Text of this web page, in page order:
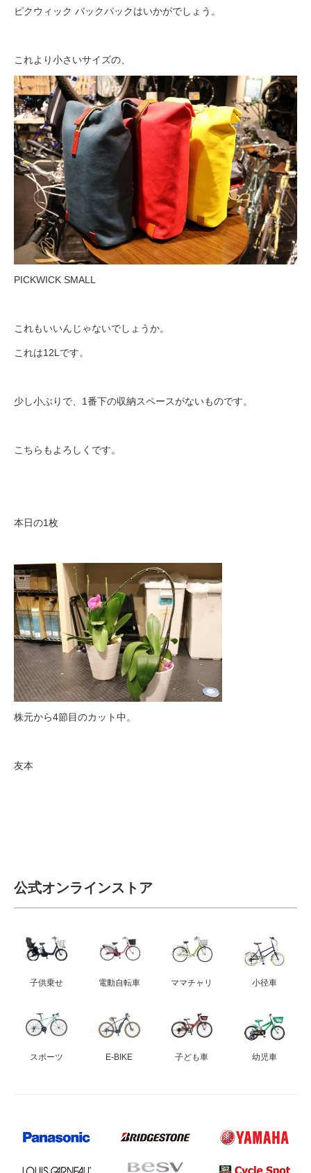
ピクウィック バックパックはいかがでしょう。
これより小さいサイズの、
PICKWICK SMALL
これもいいんじゃないでしょうか。
これは12Lです。
少し小ぶりで、1番下の収納スペースがないものです。
こちらもよろしくです。
本日の1枚
株元から4節目のカット中。
友本
公式オンラインストア
子供乗せ 電動自転車 ママチャリ 小径車
スポーツ E-BIKE 子ども車 幼児車